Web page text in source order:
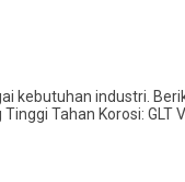
kebutuhan industri.
Tahan Korosi: